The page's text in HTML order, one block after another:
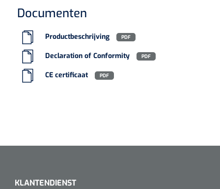
Opzetstukken voor bekers
Bekers
Koffiebekers
Doucheramen
Documenten
Productbeschrijving PDF
Declaration of Conformity PDF
CE certificaat PDF
KLANTENDIENST